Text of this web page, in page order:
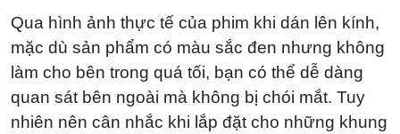
Qua hình ảnh thực tế của phim khi dán lên kính,
mặc dù sản phẩm có màu sắc đen nhưng không
làm cho bên trong quá tối, bạn có thể dễ dàng
quan sát bên ngoài mà không bị chói mắt. Tuy
nhiên nên cân nhắc khi lắp đặt cho những khung